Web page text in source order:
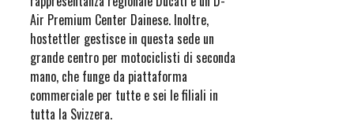
Air Premium Center Dainese. Inoltre,
hostettler gestisce in questa sede un
grande centro per motociclisti di seconda
mano, che funge da piattaforma
commerciale per tutte e sei le filiali in
tutta la Svizzera.